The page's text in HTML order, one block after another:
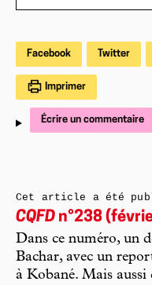
Facebook Twitter
Imprimer
Écrire un commentaire
Cet article a été
CQFD n°238
Dans ce numéro, un
Bachar, avec un
à Kobané. Mais